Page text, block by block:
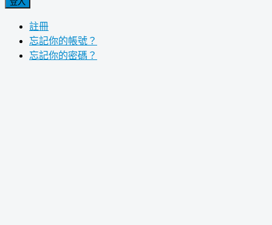
註冊
忘記你的帳號？
忘記你的密碼？